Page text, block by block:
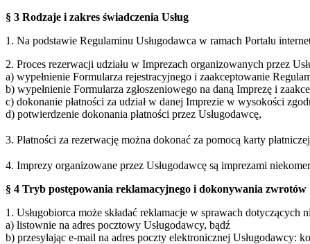
§ 3 Rodzaje i zakres świadczenia Usług
1. Na podstawie Regulaminu Usługodawca w ramach Portalu
2. Proces rezerwacji udziału w Imprezach organizowanych przez
a) wypełnienie Formularza rejestracyjnego i zaakceptowanie
b) wypełnienie Formularza zgłoszeniowego na daną Imprezę i
c) dokonanie płatności za udział w danej Imprezie w wysokości
d) potwierdzenie dokonania płatności przez Usługodawcę,
3. Płatności za rezerwację można dokonać za pomocą karty
4. Imprezy organizowane przez Usługodawcę są imprezami
§ 4 Tryb postępowania reklamacyjnego i dokonywania zwrotów
1. Usługobiorca może składać reklamacje w sprawach dotyczących
a) listownie na adres pocztowy Usługodawcy, bądź
b) przesyłając e-mail na adres poczty elektronicznej Usługodawcy: